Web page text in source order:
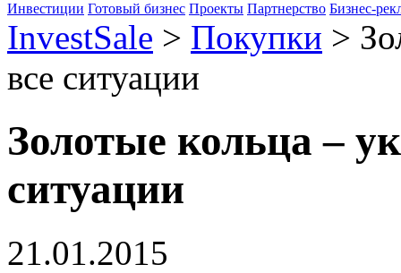
Инвестиции Готовый бизнес Проекты Партнерство Бизнес-
InvestSale > Покупки >
все ситуации
Золотые кольца –
ситуации
21.01.2015